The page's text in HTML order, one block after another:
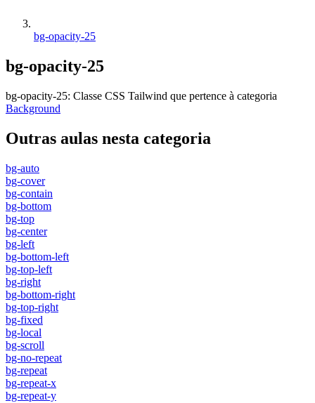
bg-opacity-25
bg-opacity-25
bg-opacity-25: Classe CSS Tailwind que pertence à categoria
Background
Outras aulas nesta categoria
bg-auto
bg-cover
bg-contain
bg-bottom
bg-top
bg-center
bg-left
bg-bottom-left
bg-top-left
bg-right
bg-bottom-right
bg-top-right
bg-fixed
bg-local
bg-scroll
bg-no-repeat
bg-repeat
bg-repeat-x
bg-repeat-y